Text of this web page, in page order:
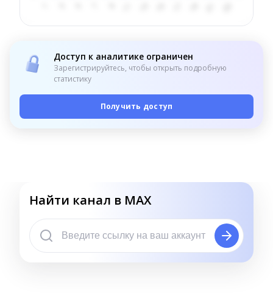
Доступ к аналитике ограничен
Зарегистрируйтесь, чтобы открыть подробную
статистику
Получить доступ
Найти канал в MAX